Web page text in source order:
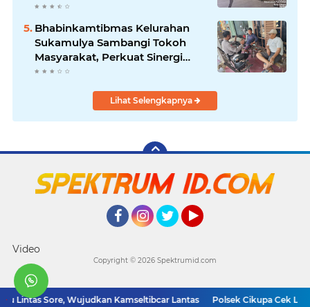
Bhabinkamtibmas Kelurahan
Sukamulya Sambangi Tokoh
Masyarakat, Perkuat Sinergi
Jaga Kamtibmas
Lihat Selengkapnya
Video
Lintas Sore, Wujudkan Kamseltibcar Lantas Polsek Cikupa Cek
Copyright © 2026 Spektrumid.com